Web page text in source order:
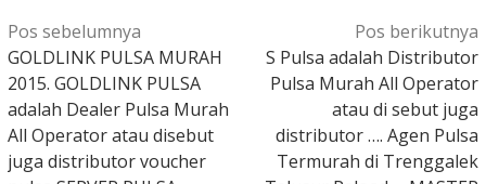
Navigasi
pos
Pos sebelumnya
GOLDLINK PULSA MURAH
2015. GOLDLINK PULSA
adalah Dealer Pulsa Murah
All Operator atau disebut
juga distributor voucher
Pos berikutnya
S Pulsa adalah Distributor
Pulsa Murah All Operator
atau di sebut juga
distributor …. Agen Pulsa
Termurah di Trenggalek